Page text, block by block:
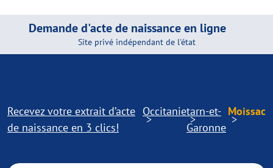
Demande d'acte de naissance en ligne
Site privé indépendant de l'état
Recevez votre extrait d’acte
de naissance en 3 clics!
Occitanietarn-et-
Garonne
Moissac